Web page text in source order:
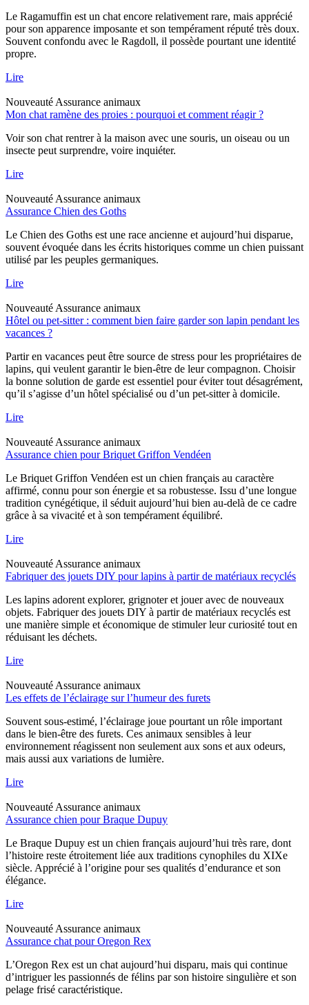
Le Ragamuffin est un chat encore relativement rare, mais apprécié
pour son apparence imposante et son tempérament réputé très doux.
Souvent confondu avec le Ragdoll, il possède pourtant une identité
propre.
Lire
Nouveauté Assurance animaux
Mon chat ramène des proies : pourquoi et comment réagir ?
Voir son chat rentrer à la maison avec une souris, un oiseau ou un
insecte peut surprendre, voire inquiéter.
Lire
Nouveauté Assurance animaux
Assurance Chien des Goths
Le Chien des Goths est une race ancienne et aujourd’hui disparue,
souvent évoquée dans les écrits historiques comme un chien puissant
utilisé par les peuples germaniques.
Lire
Nouveauté Assurance animaux
Hôtel ou pet-sitter : comment bien faire garder son lapin pendant les
vacances ?
Partir en vacances peut être source de stress pour les propriétaires de
lapins, qui veulent garantir le bien-être de leur compagnon. Choisir
la bonne solution de garde est essentiel pour éviter tout désagrément,
qu’il s’agisse d’un hôtel spécialisé ou d’un pet-sitter à domicile.
Lire
Nouveauté Assurance animaux
Assurance chien pour Briquet Griffon Vendéen
Le Briquet Griffon Vendéen est un chien français au caractère
affirmé, connu pour son énergie et sa robustesse. Issu d’une longue
tradition cynégétique, il séduit aujourd’hui bien au-delà de ce cadre
grâce à sa vivacité et à son tempérament équilibré.
Lire
Nouveauté Assurance animaux
Fabriquer des jouets DIY pour lapins à partir de matériaux recyclés
Les lapins adorent explorer, grignoter et jouer avec de nouveaux
objets. Fabriquer des jouets DIY à partir de matériaux recyclés est
une manière simple et économique de stimuler leur curiosité tout en
réduisant les déchets.
Lire
Nouveauté Assurance animaux
Les effets de l’éclairage sur l’humeur des furets
Souvent sous-estimé, l’éclairage joue pourtant un rôle important
dans le bien-être des furets. Ces animaux sensibles à leur
environnement réagissent non seulement aux sons et aux odeurs,
mais aussi aux variations de lumière.
Lire
Nouveauté Assurance animaux
Assurance chien pour Braque Dupuy
Le Braque Dupuy est un chien français aujourd’hui très rare, dont
l’histoire reste étroitement liée aux traditions cynophiles du XIXe
siècle. Apprécié à l’origine pour ses qualités d’endurance et son
élégance.
Lire
Nouveauté Assurance animaux
Assurance chat pour Oregon Rex
L’Oregon Rex est un chat aujourd’hui disparu, mais qui continue
d’intriguer les passionnés de félins par son histoire singulière et son
pelage frisé caractéristique.